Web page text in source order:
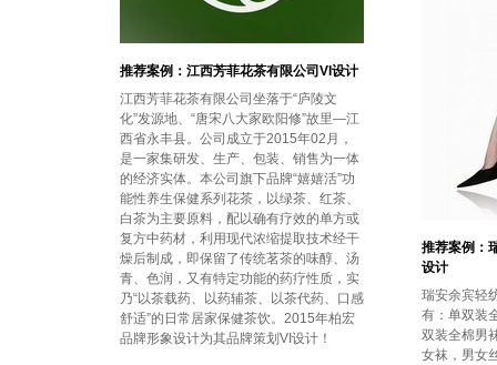
推荐案例：江西芳菲花茶有限公司VI设计
江西芳菲花茶有限公司坐落于“庐陵文
化”发源地、“唐宋八大家欧阳修”故里—江
西省永丰县。公司成立于2015年02月，
是一家集研发、生产、包装、销售为一体
的经济实体。本公司旗下品牌“嬉嬉活”功
能性养生保健系列花茶，以绿茶、红茶、
白茶为主要原料，配以确有疗效的单方或
复方中药材，利用现代浓缩提取技术经干
燥后制成，即保留了传统茗茶的味醇、汤
青、色润，又有特定功能的药疗性质，实
乃“以茶载药、以药辅茶、以茶代药、口感
舒适”的日常居家保健茶饮。2015年柏宏
品牌形象设计为其品牌策划VI设计！
推荐案例：
设计
瑞安余宾轻
有：单双装
双装全棉男
女袜，男女